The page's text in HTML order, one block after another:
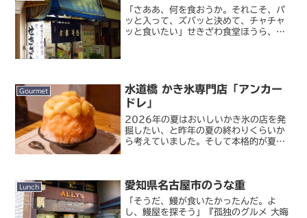
「さああ、何を食おうか。それこそ、パ
ッと入って、ズバッと決めて、チャチャ
ッと食いたい」せきざわ食堂ほうら、こ
Gourmet
水道橋 かき氷専門店「アンカー
ドレ」
2026年の夏はおいしいかき氷の店を発
掘したい、と昨年の夏の終わりくらいか
ら考えていました。そして本格的が夏が
から徒歩...
Lunch 愛知県名古屋市のうな重
「そうだ、鰻が食いたかったんだ。よ
し、鰻屋を探そう」『孤独のグルメ 大晦